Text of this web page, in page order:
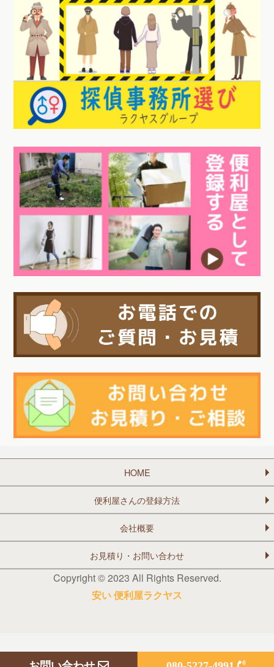
HOME
便利屋さんの登録方法
会社概要
お見積り・お問い合わせ
Copyright © 2023 All Rights Reserved.
安い 便利屋ラクヤス